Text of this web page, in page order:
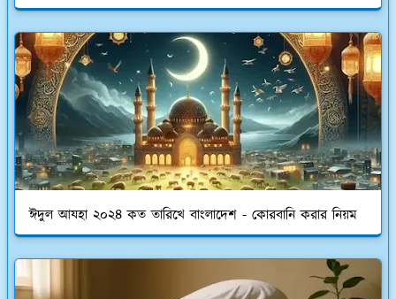
ঈদুল আযহা ২০২৪ কত তারিখে বাংলাদেশ - কোরবানি করার নিয়ম